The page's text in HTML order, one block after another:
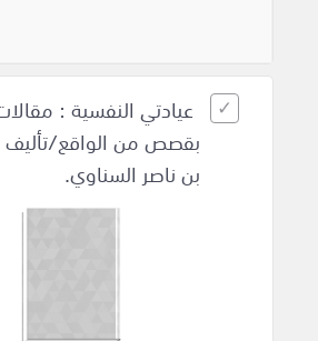
عيادتي النفسية :
بقصص من الواقع/تأليف
بن ناصر السناوي.